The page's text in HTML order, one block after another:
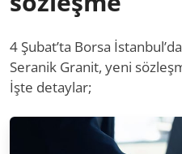
4 Şubat’ta Borsa
Seranik Granit, yeni
İşte detaylar;